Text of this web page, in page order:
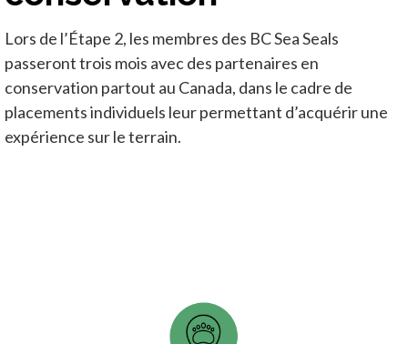
Lors de l’Étape 2, les membres des BC Sea Seals
passeront trois mois avec des partenaires en
conservation partout au Canada, dans le cadre de
placements individuels leur permettant d’acquérir une
expérience sur le terrain.